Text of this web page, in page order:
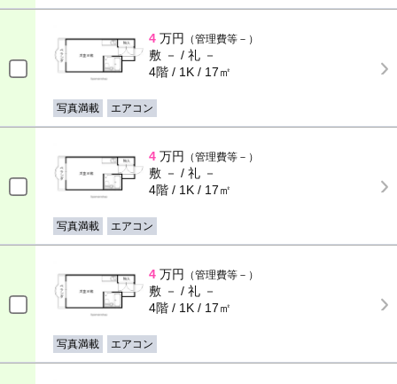
4 万円 （管理費等－）
敷 － / 礼 －
4階 / 1K / 17㎡
写真満載 エアコン
4 万円 （管理費等－）
敷 － / 礼 －
4階 / 1K / 17㎡
写真満載 エアコン
4 万円 （管理費等－）
敷 － / 礼 －
4階 / 1K / 17㎡
写真満載 エアコン